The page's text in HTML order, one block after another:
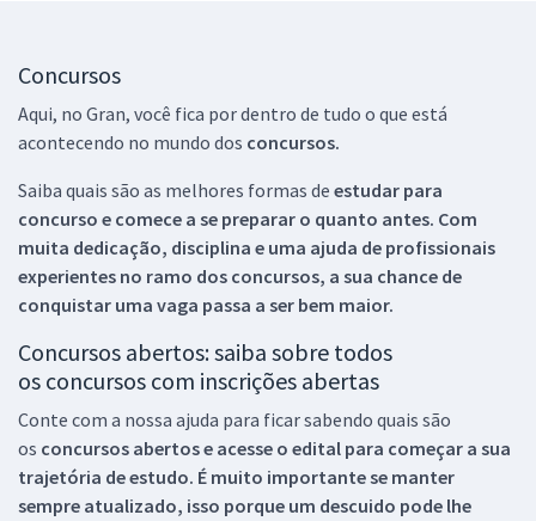
Concursos
Aqui, no Gran, você fica por dentro de tudo o que está
acontecendo no mundo dos concursos.
Saiba quais são as melhores formas de estudar para
concurso e comece a se preparar o quanto antes. Com
muita dedicação, disciplina e uma ajuda de profissionais
experientes no ramo dos concursos, a sua chance de
conquistar uma vaga passa a ser bem maior.
Concursos abertos: saiba sobre todos
os concursos com inscrições abertas
Conte com a nossa ajuda para ficar sabendo quais são
os concursos abertos e acesse o edital para começar a sua
trajetória de estudo. É muito importante se manter
sempre atualizado, isso porque um descuido pode lhe